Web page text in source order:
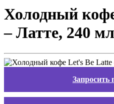
Холодный
– Латте, 240 мл
Запросить